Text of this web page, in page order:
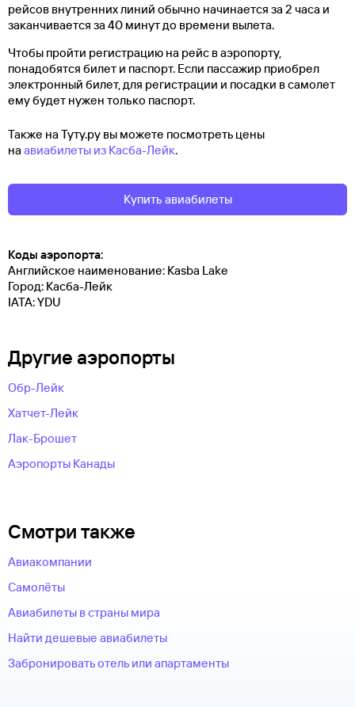
рейсов внутренних линий обычно начинается за 2 часа и
заканчивается за 40 минут до времени вылета.
Чтобы пройти регистрацию на рейс в аэропорту,
понадобятся билет и паспорт. Если пассажир приобрел
электронный билет, для регистрации и посадки в самолет
ему будет нужен только паспорт.
Также на Туту.ру вы можете посмотреть цены
на авиабилеты из Касба-Лейк.
Купить авиабилеты
Коды аэропорта:
Английское наименование: Kasba Lake
Город: Касба-Лейк
IATA: YDU
Другие аэропорты
Обр-Лейк
Хатчет-Лейк
Лак-Брошет
Аэропорты Канады
Смотри также
Авиакомпании
Самолёты
Авиабилеты в страны мира
Найти дешевые авиабилеты
Забронировать отель или апартаменты